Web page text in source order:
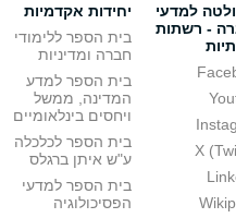
למדעי
- רשתות
X
יחידות אקדמיות
בית הספר ללימודי
חברה ומדיניות
בית הספר למדע
המדינה, ממשל
ויחסים בינלאומיים
בית הספר לכלכלה
ע"ש איתן ברגלס
בית הספר למדעי
הפסיכולוגיה